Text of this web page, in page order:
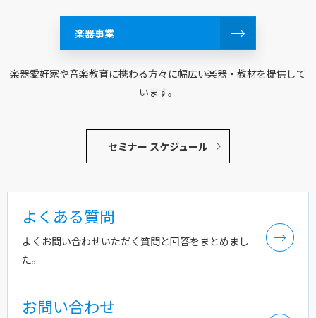
楽器事業
楽器愛好家や音楽教育に携わる方々に幅広い楽器・教材を提供して
います。
セミナー スケジュール
よくある質問
よくお問い合わせいただく質問と回答をまとめまし
た。
お問い合わせ